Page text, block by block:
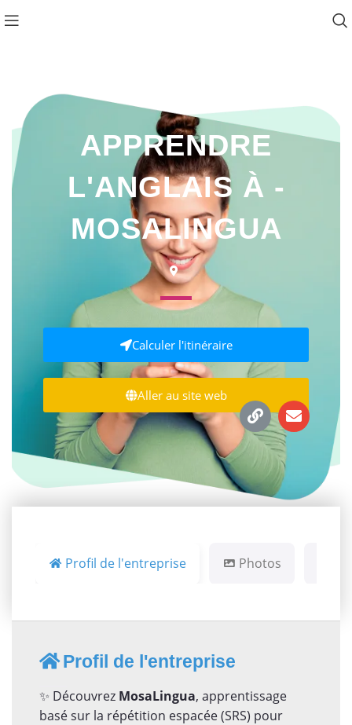
APPRENDRE
L'ANGLAIS À -
MOSALINGUA
Calculer l'itinéraire
Aller au site web
Profil de l'entreprise Photos
Profil de l'entreprise
✨ Découvrez MosaLingua, apprentissage
basé sur la répétition espacée (SRS) pour